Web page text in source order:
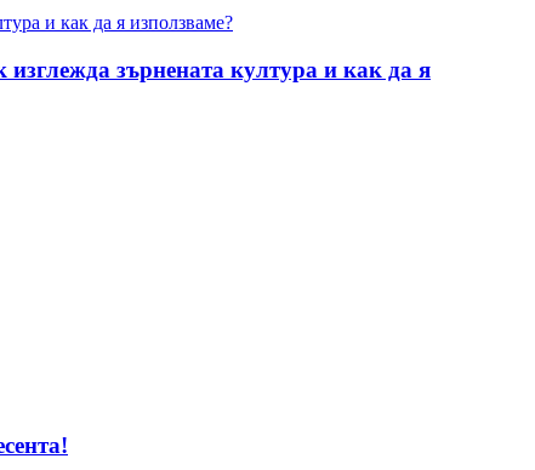
зърнената култура и как да я